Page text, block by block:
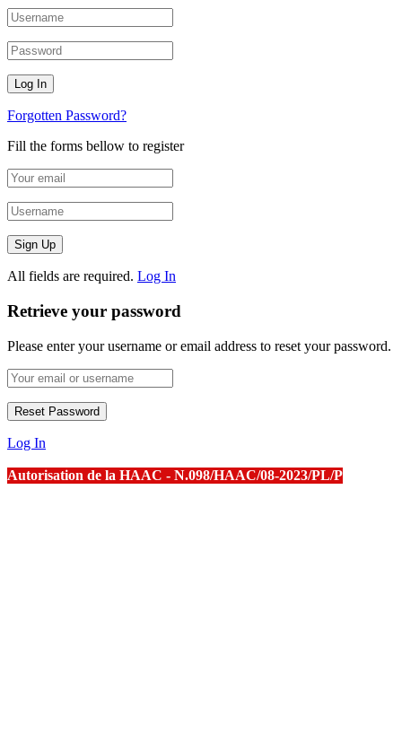
Forgotten Password?
Fill the forms bellow to register
All fields are required. Log In
Retrieve your password
Please enter your username or email address to reset your password.
Log In
Autorisation de la HAAC - N.098/HAAC/08-2023/PL/P